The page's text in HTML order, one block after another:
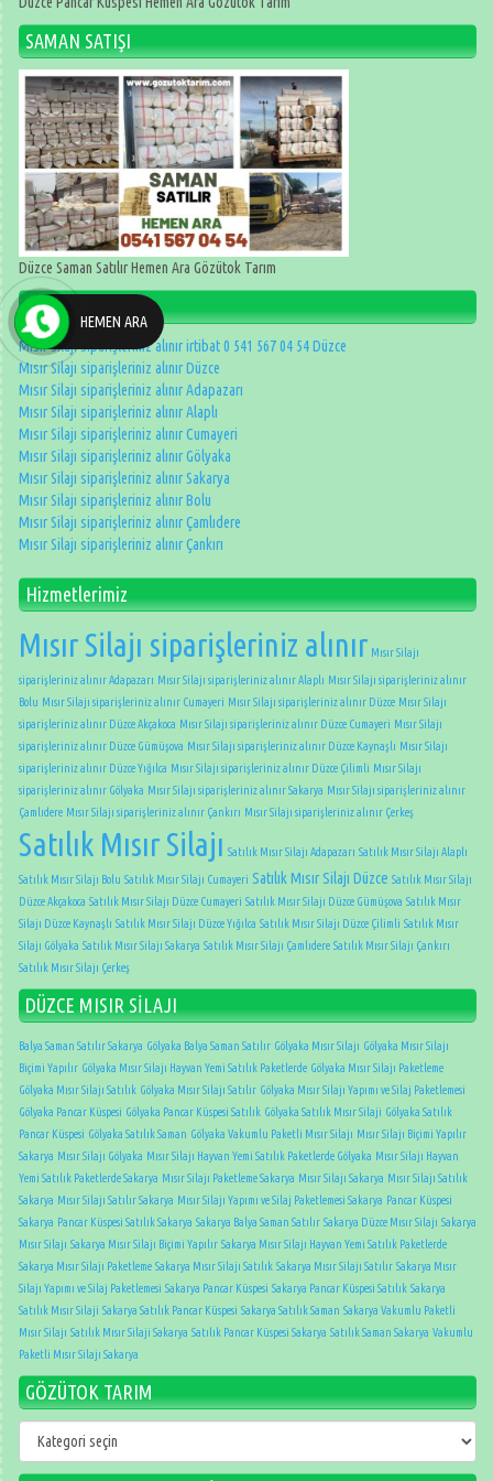
SAMAN SATIŞI
Düzce Saman Satılır Hemen Ara Gözütok Tarım
Son Yazılarımız
Mısır silajı siparişleriniz alınır irtibat 0 541 567 04 54 Düzce
Mısır Silajı siparişleriniz alınır Düzce
Mısır Silajı siparişleriniz alınır Adapazarı
Mısır Silajı siparişleriniz alınır Alaplı
Mısır Silajı siparişleriniz alınır Cumayeri
Mısır Silajı siparişleriniz alınır Gölyaka
Mısır Silajı siparişleriniz alınır Sakarya
Mısır Silajı siparişleriniz alınır Bolu
Mısır Silajı siparişleriniz alınır Çamlıdere
Mısır Silajı siparişleriniz alınır Çankırı
Hizmetlerimiz
Mısır Silajı siparişleriniz alınır Mısır Silajı
siparişleriniz alınır Adapazarı Mısır Silajı siparişleriniz alınır Alaplı Mısır Silajı siparişleriniz alınır
Bolu Mısır Silajı siparişleriniz alınır Cumayeri Mısır Silajı siparişleriniz alınır Düzce Mısır Silajı
siparişleriniz alınır Düzce Akçakoca Mısır Silajı siparişleriniz alınır Düzce Cumayeri Mısır Silajı
siparişleriniz alınır Düzce Gümüşova Mısır Silajı siparişleriniz alınır Düzce Kaynaşlı Mısır Silajı
siparişleriniz alınır Düzce Yığılca Mısır Silajı siparişleriniz alınır Düzce Çilimli Mısır Silajı
siparişleriniz alınır Gölyaka Mısır Silajı siparişleriniz alınır Sakarya Mısır Silajı siparişleriniz alınır
Çamlıdere Mısır Silajı siparişleriniz alınır Çankırı Mısır Silajı siparişleriniz alınır Çerkeş
Satılık Mısır Silajı Satılık Mısır Silajı Adapazarı Satılık Mısır Silajı Alaplı
Satılık Mısır Silajı Bolu Satılık Mısır Silajı Cumayeri Satılık Mısır Silajı Düzce Satılık Mısır Silajı
Düzce Akçakoca Satılık Mısır Silajı Düzce Cumayeri Satılık Mısır Silajı Düzce Gümüşova Satılık Mısır
Silajı Düzce Kaynaşlı Satılık Mısır Silajı Düzce Yığılca Satılık Mısır Silajı Düzce Çilimli Satılık Mısır
Silajı Gölyaka Satılık Mısır Silajı Sakarya Satılık Mısır Silajı Çamlıdere Satılık Mısır Silajı Çankırı
Satılık Mısır Silajı Çerkeş
DÜZCE MISIR SİLAJI
Balya Saman Satılır Sakarya Gölyaka Balya Saman Satılır Gölyaka Mısır Silajı Gölyaka Mısır Silajı
Biçimi Yapılır Gölyaka Mısır Silajı Hayvan Yemi Satılık Paketlerde Gölyaka Mısır Silajı Paketleme
Gölyaka Mısır Silajı Satılık Gölyaka Mısır Silajı Satılır Gölyaka Mısır Silajı Yapımı ve Silaj Paketlemesi
Gölyaka Pancar Küspesi Gölyaka Pancar Küspesi Satılık Gölyaka Satılık Mısır Silaji Gölyaka Satılık
Pancar Küspesi Gölyaka Satılık Saman Gölyaka Vakumlu Paketli Mısır Silajı Mısır Silajı Biçimi Yapılır
Sakarya Mısır Silajı Gölyaka Mısır Silajı Hayvan Yemi Satılık Paketlerde Gölyaka Mısır Silajı Hayvan
Yemi Satılık Paketlerde Sakarya Mısır Silajı Paketleme Sakarya Mısır Silajı Sakarya Mısır Silajı Satılık
Sakarya Mısır Silajı Satılır Sakarya Mısır Silajı Yapımı ve Silaj Paketlemesi Sakarya Pancar Küspesi
Sakarya Pancar Küspesi Satılık Sakarya Sakarya Balya Saman Satılır Sakarya Düzce Mısır Silajı Sakarya
Mısır Silajı Sakarya Mısır Silajı Biçimi Yapılır Sakarya Mısır Silajı Hayvan Yemi Satılık Paketlerde
Sakarya Mısır Silajı Paketleme Sakarya Mısır Silajı Satılık Sakarya Mısır Silajı Satılır Sakarya Mısır
Silajı Yapımı ve Silaj Paketlemesi Sakarya Pancar Küspesi Sakarya Pancar Küspesi Satılık Sakarya
Satılık Mısır Silaji Sakarya Satılık Pancar Küspesi Sakarya Satılık Saman Sakarya Vakumlu Paketli
Mısır Silajı Satılık Mısır Silaji Sakarya Satılık Pancar Küspesi Sakarya Satılık Saman Sakarya Vakumlu
Paketli Mısır Silajı Sakarya
GÖZÜTOK TARIM
GÖZÜTOK
TARIM
HEMEN ARA